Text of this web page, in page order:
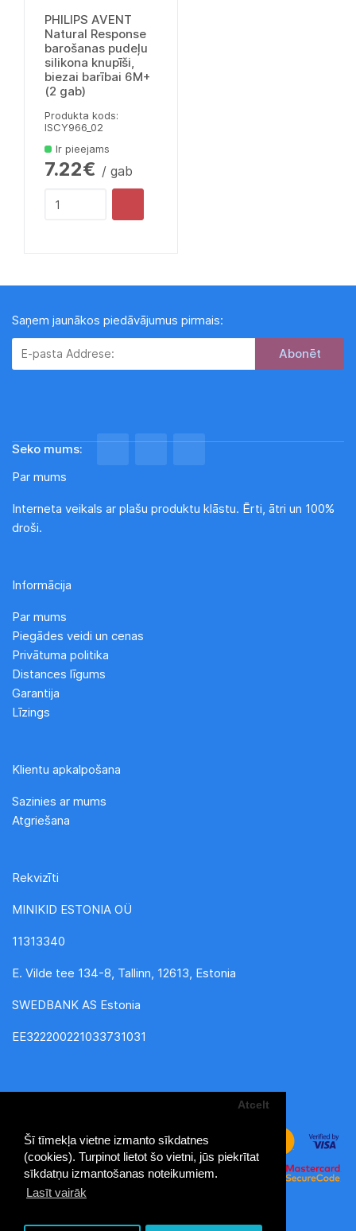
Šī tīmekļa vietne izmanto sīkdatnes
(cookies). Turpinot lietot šo vietni, jūs piekrītat
sīkdatņu izmantošanas noteikumiem.
Lasīt vairāk
Atcelt
PHILIPS AVENT
Natural Response
barošanas pudeļu
silikona knupīši,
biezai barībai 6M+
(2 gab)
Produkta kods:
lSCY966_02
Ir pieejams
7.22€ / gab
Saņem jaunākos piedāvājumus pirmais:
Subscribe
Seko mums:
Par mums
Interneta veikals ar plašu produktu klāstu. Ērti, ātri un 100%
droši.
Informācija
Par mums
Piegādes veidi un cenas
Privātuma politika
Distances līgums
Garantija
Līzings
Klientu apkalpošana
Sazinies ar mums
Atgriešana
Rekvizīti
MINIKID ESTONIA OÜ
11313340
E. Vilde tee 134-8, Tallinn, 12613, Estonia
SWEDBANK AS Estonia
EE322200221033731031